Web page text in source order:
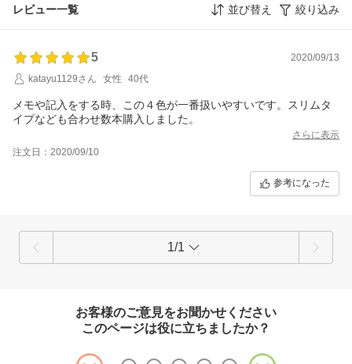
レビュー一覧 並び替え 絞り込み
5
2020/09/13
katayu1129さん
女性 40代
メモや記入をする時、この４色が一番扱いやすいです。スリムタ
イプなども合わせ数本購入しました。
さらに表示
注文日：2020/09/10
参考になった
1/1
お客様のご意見をお聞かせください
このページは役に立ちましたか？